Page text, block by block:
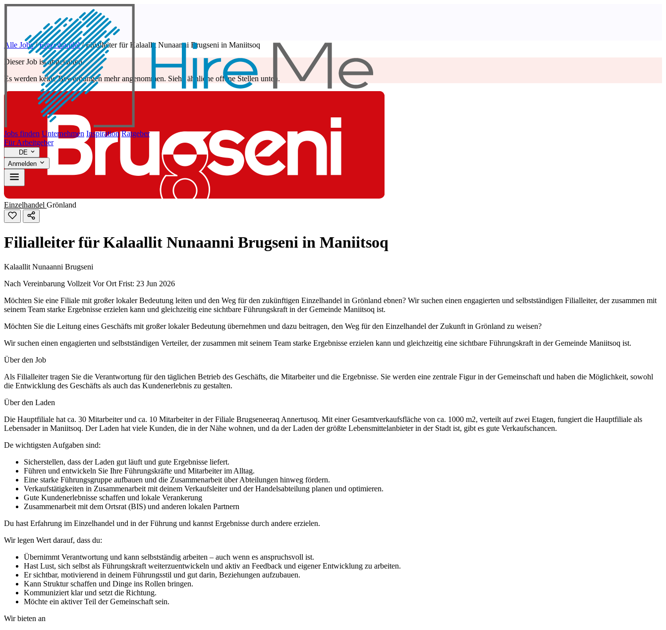
Jobs finden Unternehmen Inspiration Ratgeber
Für Arbeitgeber
DE
Anmelden
Alle Jobs / Einzelhandel / Filialleiter für Kalaallit Nunaanni Brugseni in Maniitsoq
Dieser Job ist abgelaufen.
Es werden keine Bewerbungen mehr angenommen. Siehe ähnliche offene Stellen unten.
Einzelhandel Grönland
Filialleiter für Kalaallit Nunaanni Brugseni in Maniitsoq
Kalaallit Nunaanni Brugseni
Nach Vereinbarung Vollzeit Vor Ort Frist: 23 Jun 2026
Möchten Sie eine Filiale mit großer lokaler Bedeutung leiten und den Weg für den zukünftigen Einzelhandel in Grönland ebnen? Wir suchen einen engagierten und selbstständigen Filialleiter, der zusammen mit
seinem Team starke Ergebnisse erzielen kann und gleichzeitig eine sichtbare Führungskraft in der Gemeinde Maniitsoq ist.
Möchten Sie die Leitung eines Geschäfts mit großer lokaler Bedeutung übernehmen und dazu beitragen, den Weg für den Einzelhandel der Zukunft in Grönland zu weisen?
Wir suchen einen engagierten und selbstständigen Verteiler, der zusammen mit seinem Team starke Ergebnisse erzielen kann und gleichzeitig eine sichtbare Führungskraft in der Gemeinde Maniitsoq ist.
Über den Job
Als Filialleiter tragen Sie die Verantwortung für den täglichen Betrieb des Geschäfts, die Mitarbeiter und die Ergebnisse. Sie werden eine zentrale Figur in der Gemeinschaft und haben die Möglichkeit, sowohl
die Entwicklung des Geschäfts als auch das Kundenerlebnis zu gestalten.
Über den Laden
Die Hauptfiliale hat ca. 30 Mitarbeiter und ca. 10 Mitarbeiter in der Filiale Brugseneeraq Annertusoq. Mit einer Gesamtverkaufsfläche von ca. 1000 m2, verteilt auf zwei Etagen, fungiert die Hauptfiliale als
Lebensader in Maniitsoq. Der Laden hat viele Kunden, die in der Nähe wohnen, und da der Laden der größte Lebensmittelanbieter in der Stadt ist, gibt es gute Verkaufschancen.
De wichtigsten Aufgaben sind:
Sicherstellen, dass der Laden gut läuft und gute Ergebnisse liefert.
Führen und entwickeln Sie Ihre Führungskräfte und Mitarbeiter im Alltag.
Eine starke Führungsgruppe aufbauen und die Zusammenarbeit über Abteilungen hinweg fördern.
Verkaufstätigkeiten in Zusammenarbeit mit deinem Verkaufsleiter und der Handelsabteilung planen und optimieren.
Gute Kundenerlebnisse schaffen und lokale Verankerung
Zusammenarbeit mit dem Ortsrat (BIS) und anderen lokalen Partnern
Du hast Erfahrung im Einzelhandel und in der Führung und kannst Ergebnisse durch andere erzielen.
Wir legen Wert darauf, dass du:
Übernimmt Verantwortung und kann selbstständig arbeiten – auch wenn es anspruchsvoll ist.
Hast Lust, sich selbst als Führungskraft weiterzuentwickeln und aktiv an Feedback und eigener Entwicklung zu arbeiten.
Er sichtbar, motivierend in deinem Führungsstil und gut darin, Beziehungen aufzubauen.
Kann Struktur schaffen und Dinge ins Rollen bringen.
Kommuniziert klar und setzt die Richtung.
Möchte ein aktiver Teil der Gemeinschaft sein.
Wir bieten an